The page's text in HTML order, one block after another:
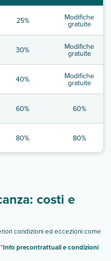
25% Modifiche
gratuite
30% Modifiche
gratuite
40% Modifiche
gratuite
60% 60%
80% 80%
costi e
condizioni ed eccezioni come
Info precontrattuali e condizioni